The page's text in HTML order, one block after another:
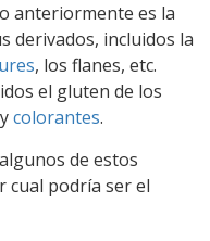
anteriormente es la
derivados, incluidos la
, los flanes, etc.
el gluten de los
ycolorantes.
de estos
cual podría ser el